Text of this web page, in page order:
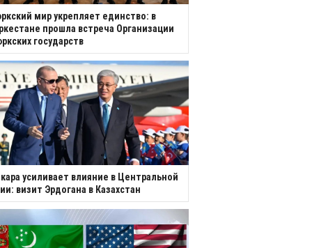
мир укрепляет единство: в
прошла встреча Организации
государств
усиливает влияние в Центральной
визит Эрдогана в Казахстан